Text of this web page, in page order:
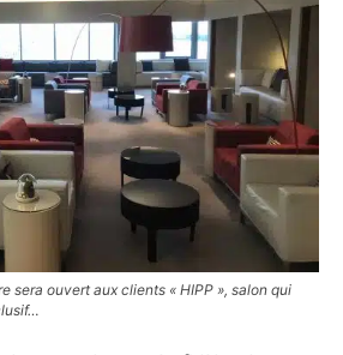
sera ouvert aux clients « HIPP », salon qui